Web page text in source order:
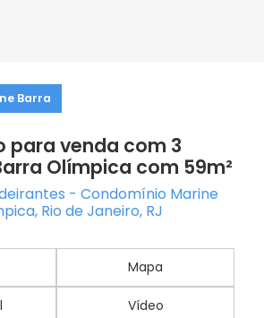
Barra
venda com 3
Olímpica com 59m²
- Condomínio Marine
Rio de Janeiro, RJ
Mapa
Vídeo